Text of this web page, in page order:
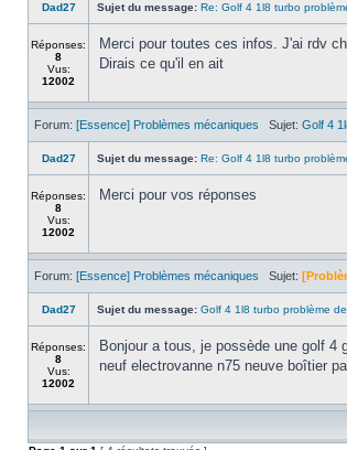
Dad27 Sujet du message: Re: Golf 4 1l8 turbo
Réponses:
8
Vus:
12002
Merci pour toutes ces infos. J'ai rdv
Dirais ce qu'il en ait
Forum: [Essence] Problèmes mécaniques Sujet: Golf 4
Dad27 Sujet du message: Re: Golf 4 1l8 turbo
Réponses:
8
Vus:
12002
Merci pour vos réponses
Forum: [Essence] Problèmes mécaniques Sujet:
Dad27 Sujet du message: Golf 4 1l8 turbo problème
Réponses:
8
Vus:
12002
Bonjour a tous, je possède une golf
neuf electrovanne n75 neuve boîtier